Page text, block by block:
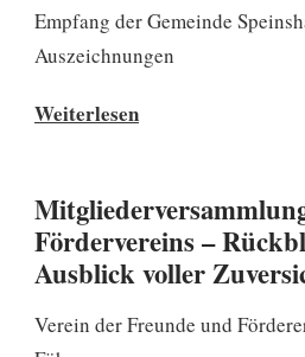
Empfang der Gemeinde
Auszeichnungen
Weiterlesen
Fördervereins –
Ausblick voller
Verein der Freunde und